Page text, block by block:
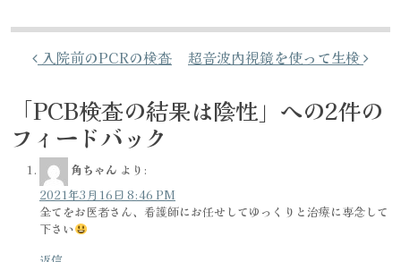
投稿ナビゲーション
入院前のPCRの検査 超音波内視鏡を使って生検
「PCB検査の結果は陰性」への2件の
フィードバック
角ちゃん より:
2021年3月16日 8:46 PM
全てをお医者さん、看護師にお任せしてゆっくりと治療に専念して
下さい